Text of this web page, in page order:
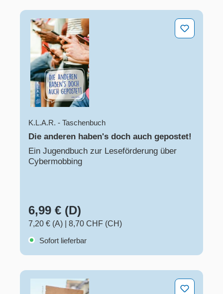
Die anderen haben's doch auch gepostet!
K.L.A.R. - Taschenbuch
Die anderen haben's doch auch gepostet!
Ein Jugendbuch zur Leseförderung über
Cybermobbing
6,99 € (D)
7,20 € (A)
8,70 CHF (CH)
Sofort lieferbar
Von wegen schwänzen – wir streiken fürs Klima!